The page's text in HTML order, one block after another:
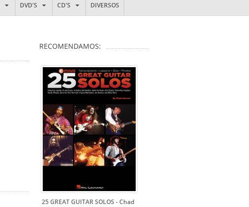
DVD'S CD'S DIVERSOS
RECOMENDAMOS:
25 GREAT GUITAR SOLOS - Chad